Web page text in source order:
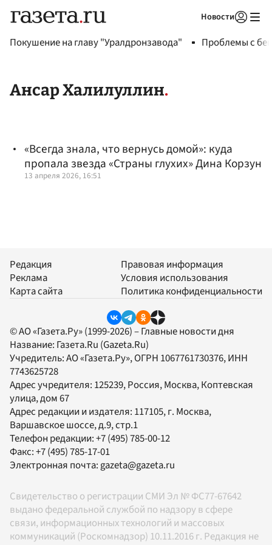
Новости
Покушение на главу "Уралдронзавода" Проблемы с
Ансар Халилуллин
«Всегда знала, что вернусь домой»: куда
пропала звезда «Страны глухих» Дина Корзун
13 апреля 2026, 16:51
Редакция
Реклама
Карта сайта
Правовая информация
Условия использования
Политика конфиденциальности
© АО «Газета.Ру» (1999-2026) – Главные новости дня
Название: Газета.Ru (Gazeta.Ru)
Учредитель:АО «Газета.Ру», ОГРН 1067761730376, ИНН
7743625728
Адрес учредителя: 125239, Россия, Москва, Коптевская
улица, дом 67
Адрес редакции и издателя: 117105, г. Москва,
Варшавское шоссе, д.9, стр.1
Телефон редакции:+7 (495) 785-00-12
Факс:+7 (495) 785-17-01
Электронная почта:gazeta@gazeta.ru
Свидетельство о регистрации СМИ Эл № ФС77-67642
выдано федеральной службой по надзору в сфере
связи, информационных технологий и массовых
коммуникаций (Роскомнадзор) 10.11.2016 г. Редакция не